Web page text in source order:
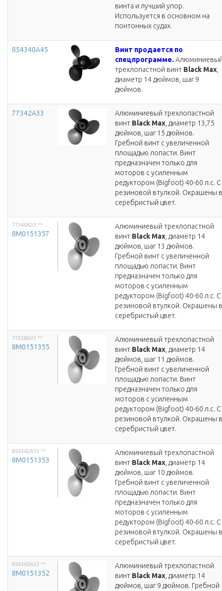
винта и лучший упор.
Используется в основном на
понтонных судах.
854340A45
Винт продается по
спецпрограмме.
трехлопастной винт Black Max
диаметр 14 дюймов, шаг 9
дюймов.
77342A33
Алюминиевый трехлопастной
винт Black Max , диаметр 13,75
дюймов, шаг 15 дюймов.
Гребной винт с увеличенной
площадью лопасти. Винт
предназначен только для
моторов с усиленным
редуктором (Bigfoot) 40-60 л.с. С
резиновой втулкой. Окрашены в
серебристый цвет.
77340A33 **
8M0151357
Алюминиевый трехлопастной
винт Black Max , диаметр 14
дюймов, шаг 13 дюймов.
Гребной винт с увеличенной
площадью лопасти. Винт
предназначен только для
моторов с усиленным
редуктором (Bigfoot) 40-60 л.с. С
резиновой втулкой. Окрашены в
серебристый цвет.
77338A33 **
8M0151355
Алюминиевый трехлопастной
винт Black Max , диаметр 14
дюймов, шаг 11 дюймов.
Гребной винт с увеличенной
площадью лопасти. Винт
предназначен только для
моторов с усиленным
редуктором (Bigfoot) 40-60 л.с. С
резиновой втулкой. Окрашены в
серебристый цвет.
854342A33 **
8M0151353
Алюминиевый трехлопастной
винт Black Max , диаметр 14
дюймов, шаг 10 дюймов.
Гребной винт с увеличенной
площадью лопасти. Винт
предназначен только для
моторов с усиленным
редуктором (Bigfoot) 40-60 л.с. С
резиновой втулкой. Окрашены в
серебристый цвет.
854340A33 **
8M0151352
Алюминиевый трехлопастной
винт Black Max , диаметр 14
дюймов, шаг 9 дюймов. Гребной